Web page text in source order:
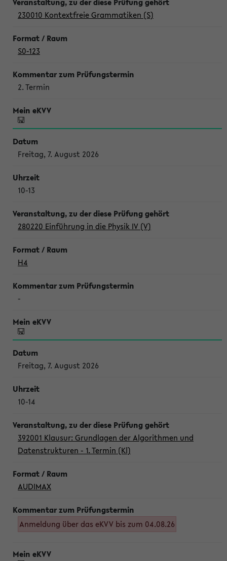
230010 Kontextfreie Grammatiken (S)
S0-123
2. Termin
Freitag, 7. August 2026
10-13
280220 Einführung in die Physik IV (V)
H4
-
Freitag, 7. August 2026
10-14
392001 Klausur: Grundlagen der Algorithmen und
Datenstrukturen - 1. Termin (Kl)
AUDIMAX
Anmeldung über das eKVV bis zum 04.08.26